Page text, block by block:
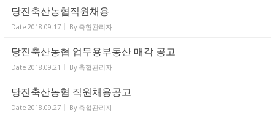
당진축산농협직원채용
Date 2018.09.17 By 축협관리자
당진축산농협 업무용부동산 매각 공고
Date 2018.09.21 By 축협관리자
당진축산농협 직원채용공고
Date 2018.09.27 By 축협관리자